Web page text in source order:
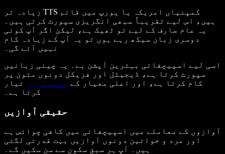
زیادہ تر TTS کمپنیاں امریکہ یا یورپ میں قائم
ہیں، اس لیے تقریباً سبھی انگریزی سپورٹ کرتی ہیں۔
یہ عام صارف کے لیے تو ٹھیک ہے، لیکن اگر آپ کوئی
دوسری زبان سیکھ رہے ہوں تو یہ آپ کے زیادہ کام
نہیں آئے گی۔
اسی لیے اسپیچفائی بہترین آپشن ہے۔ یہ چینی زبانیں
سپورٹ کرتا ہے، ڈیجیٹل اور فزیکل دونوں متون پر
کام کرتا ہے، اور اعلی معیار کے وائس اوور
تیار
کرتا ہے۔
حقیقی آوازیں
آوازوں کے معاملے میں اسپیچفائی میں کافی چوائس ہے
اور مرد و خواتین دونوں آوازیں بہت قدرتی لگتی
ہیں۔ آپ ہر سبق سکون سے سن سکیں گے۔